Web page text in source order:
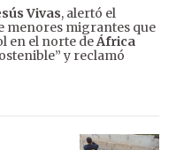
Vivas, alertó el
menores migrantes que
en el norte deÁfrica
y reclamó